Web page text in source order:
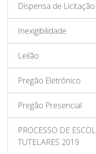
Dispensa de Licitação
Inexigibilidade
Leilão
Pregão Eletrônico
Pregão Presencial
PROCESSO DE
TUTELARES 2019